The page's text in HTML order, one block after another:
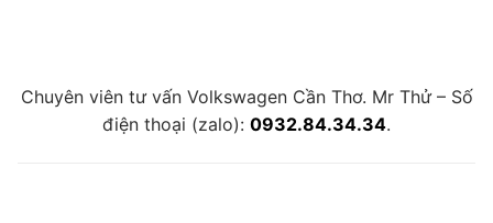
Chuyên viên tư vấn Volkswagen Cần Thơ. Mr Thử – Số
điện thoại (zalo): 0932.84.34.34.